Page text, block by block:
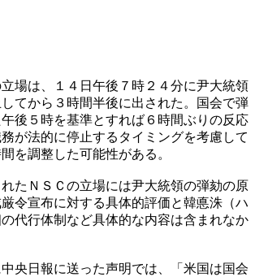
場は、１４日午後７時２４分に尹大統領
てから３時間半後に出された。国会で弾
後５時を基準とすれば６時間ぶりの反応
が法的に停止するタイミングを考慮して
を調整した可能性がある。
たＮＳＣの立場には尹大統領の弾劾の原
令宣布に対する具体的評価と韓悳洙（ハ
代行体制など具体的な内容は含まれなか
央日報に送った声明では、「米国は国会